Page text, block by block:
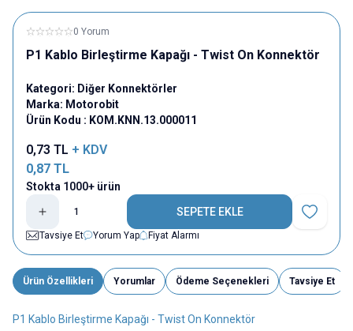
0 Yorum
P1 Kablo Birleştirme Kapağı - Twist On Konnektör
Kategori: Diğer Konnektörler
Marka: Motorobit
Ürün Kodu : KOM.KNN.13.000011
0,73 TL + KDV
0,87 TL
Stokta 1000+ ürün
SEPETE EKLE
Favoriye
Tavsiye Et
Yorum Yap Fiyat Alarmı
Ürün Özellikleri Yorumlar Ödeme Seçenekleri Tavsiye Et
P1 Kablo Birleştirme Kapağı - Twist On Konnektör